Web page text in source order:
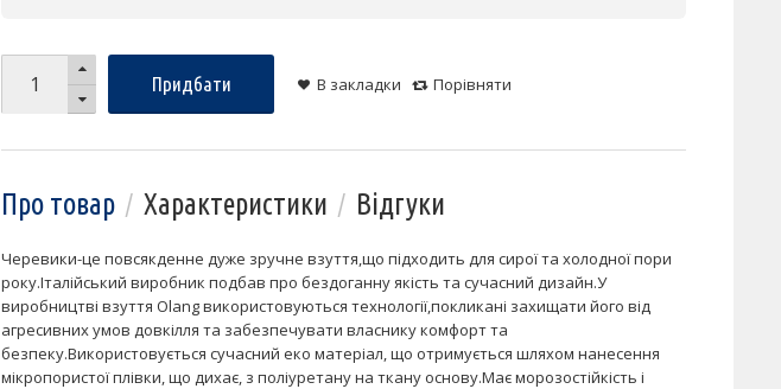
Придбати В закладки Порівняти
Про товар Характеристики Відгуки
Черевики-це повсякденне дуже зручне взуття,що підходить для сирої та холодної пори
року.Італійський виробник подбав про бездоганну якість та сучасний дизайн.У
виробництві взуття Olang використовуються технології,покликані захищати його від
агресивних умов довкілля та забезпечувати власнику комфорт та
безпеку.Використовується сучасний еко матеріал, що отримується шляхом нанесення
мікропористої плівки, що дихає, з поліуретану на ткану основу.Має морозостійкість і